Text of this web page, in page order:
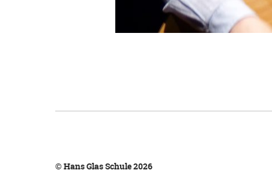
© Hans Glas Schule 2026